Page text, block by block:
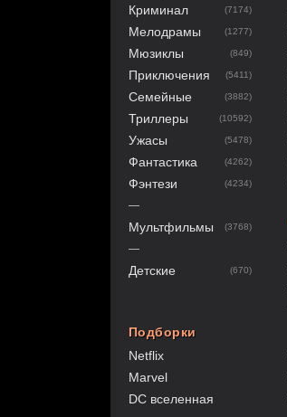
Криминал (7174)
Мелодрамы (1277)
Мюзиклы (849)
Приключения (5411)
Семейные (3882)
Триллеры (10592)
Ужасы (5478)
Фантастика (4262)
Фэнтези (4234)
—
Мультфильмы (3768)
—
Детские (670)
Подборки
Netflix
Marvel
DC вселенная